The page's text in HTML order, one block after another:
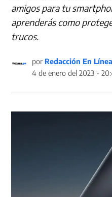
amigos para tu
aprenderás como
trucos.
por Redacción En Línea
4 de enero del 2023 -